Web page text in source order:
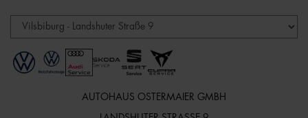
AUTOHAUS OSTERMAIER GMBH